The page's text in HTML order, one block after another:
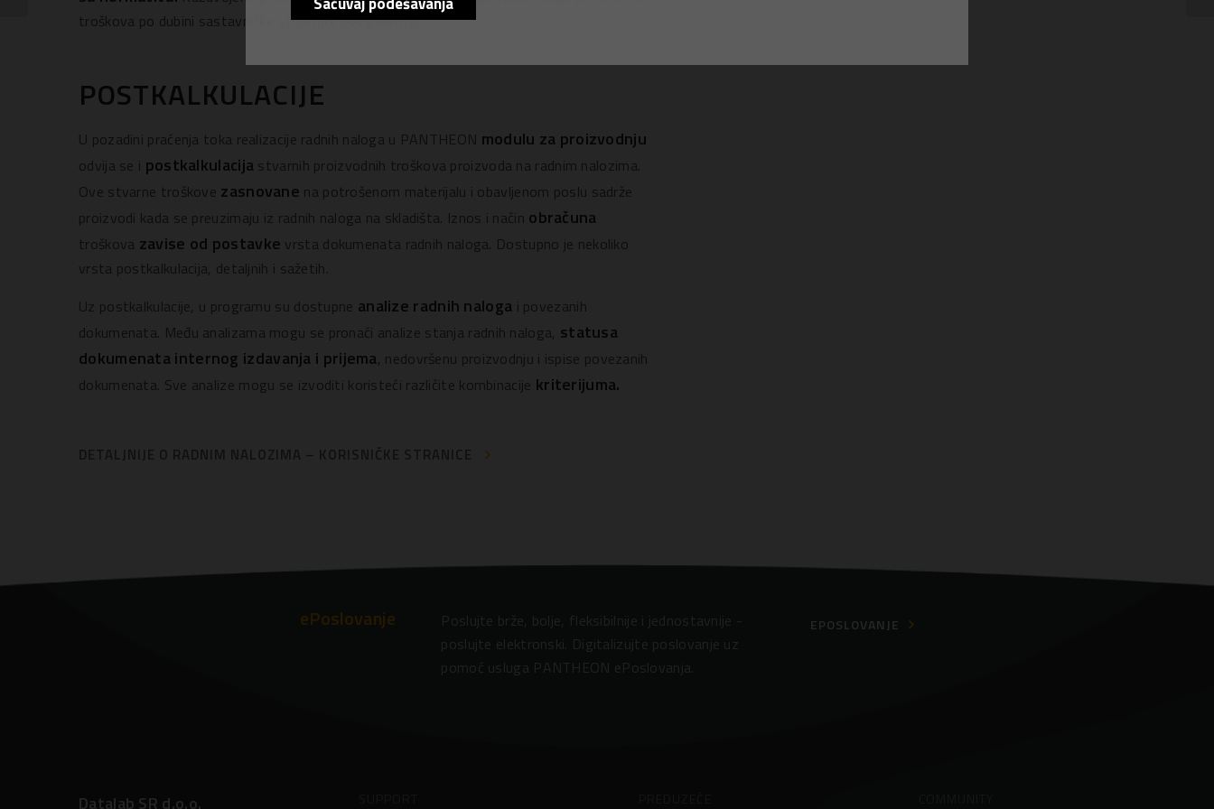
troškova po dubini sastavničke strukture ovog identa.
POSTKALKULACIJE
U pozadini praćenja toka realizacije radnih naloga u PANTHEON modulu za proizvodnju
odvija se i postkalkulacija stvarnih proizvodnih troškova proizvoda na radnim nalozima.
Ove stvarne troškove zasnovane na potrošenom materijalu i obavljenom poslu sadrže
proizvodi kada se preuzimaju iz radnih naloga na skladišta. Iznos i način obračuna
troškova zavise od postavke vrsta dokumenata radnih naloga. Dostupno je nekoliko
vrsta postkalkulacija, detaljnih i sažetih.
Uz postkalkulacije, u programu su dostupne analize radnih naloga i povezanih
dokumenata. Među analizama mogu se pronaći analize stanja radnih naloga, statusa
dokumenata internog izdavanja i prijema, nedovršenu proizvodnju i ispise povezanih
dokumenata. Sve analize mogu se izvoditi koristeći različite kombinacije kriterijuma.
ePoslovanje
Poslujte brže, bolje, fleksibilnije i jednostavnije -
poslujte elektronski. Digitalizujte poslovanje uz
pomoć usluga PANTHEON ePoslovanja.
EPOSLOVANJE
Datalab SR d.o.o.